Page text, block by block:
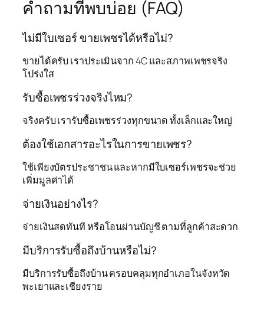
คำถามที่พบบ่อย (FAQ)
ไม่มีใบเซอร์ ขายเพชรได้หรือไม่?
ขายได้ครับ เราประเมินจาก 4C และสภาพเพชรจริง
โปร่งใส
รับซื้อเพชรร่วงจริงไหม?
จริงครับ เรารับซื้อเพชรร่วงทุกขนาด ทั้งเล็กและใหญ่
ต้องใช้เอกสารอะไรในการขายเพชร?
ใช้เพียงบัตรประชาชน และหากมีใบเซอร์เพชรจะช่วย
เพิ่มมูลค่าได้
จ่ายเงินอย่างไร?
จ่ายเงินสดทันที หรือโอนผ่านบัญชี ตามที่ลูกค้าสะดวก
มีบริการรับซื้อถึงบ้านหรือไม่?
มีบริการรับซื้อถึงบ้าน ครอบคลุมทุกอำเภอในจังหวัด
พะเยาและเชียงราย